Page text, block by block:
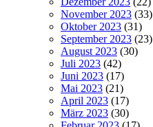
November 2023 (33)
Oktober 2023 (31)
September 2023 (23)
August 2023 (30)
Juli 2023 (42)
Juni 2023 (17)
Mai 2023 (21)
April 2023 (17)
März 2023 (30)